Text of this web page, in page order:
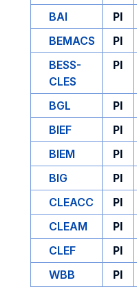
BAI
PI
BEMACS
PI
BESS-
CLES
PI
BGL PI
BIEF
PI
BIEM
PI
BIG
PI
CLEACC
PI
CLEAM
PI
CLEF
PI
WBB
PI